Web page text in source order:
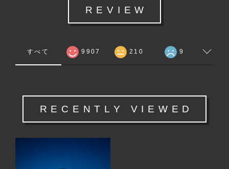
REVIEW
すべて 9907 210 9
RECENTLY VIEWED